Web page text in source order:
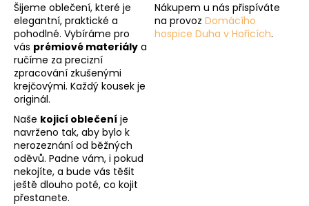
Šijeme oblečení, které je
elegantní, praktické a
pohodlné. Vybíráme pro
vás prémiové materiály a
ručíme za precizní
zpracování zkušenými
krejčovými. Každý kousek je
originál.
Naše kojicí oblečení je
navrženo tak, aby bylo k
nerozeznání od běžných
oděvů. Padne vám, i pokud
nekojíte, a bude vás těšit
ještě dlouho poté, co kojit
přestanete.
Nákupem u nás přispíváte
na provoz Domácího
hospice Duha v Hořicích.